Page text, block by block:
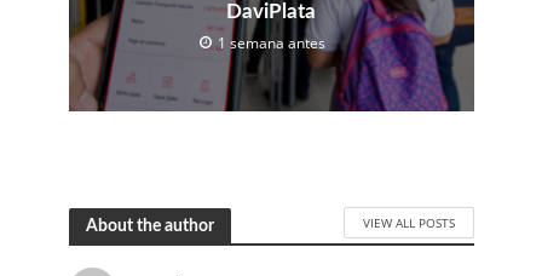
DaviPlata
1 semana antes
About the author VIEW ALL POSTS